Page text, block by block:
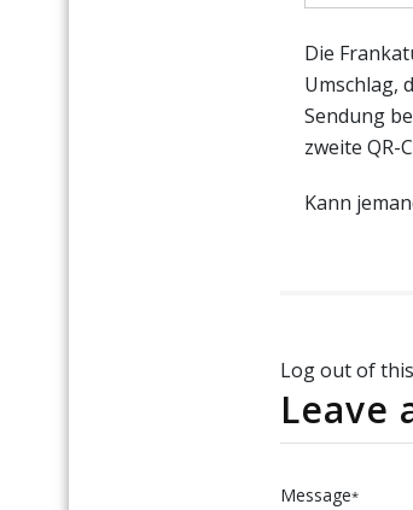
Die
Umschlag,
Sendung
zweite QR-
Kann
Log out of
Leave
Message*